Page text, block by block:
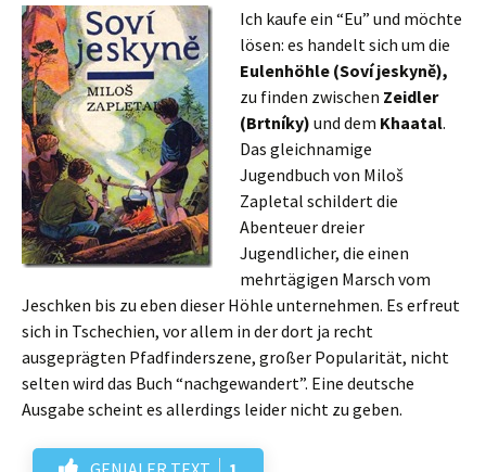
Ich kaufe ein “Eu” und möchte
lösen: es handelt sich um die
Eulenhöhle (Soví jeskyně),
zu finden zwischen Zeidler
(Brtníky) und dem Khaatal.
Das gleichnamige
Jugendbuch von Miloš
Zapletal schildert die
Abenteuer dreier
Jugendlicher, die einen
mehrtägigen Marsch vom
Jeschken bis zu eben dieser Höhle unternehmen. Es erfreut
sich in Tschechien, vor allem in der dort ja recht
ausgeprägten Pfadfinderszene, großer Popularität, nicht
selten wird das Buch “nachgewandert”. Eine deutsche
Ausgabe scheint es allerdings leider nicht zu geben.